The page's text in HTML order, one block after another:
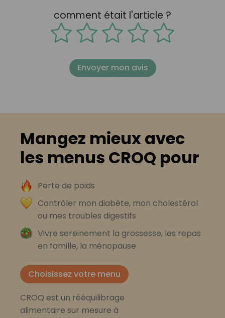
comment était l'article ?
Envoyer mon avis
Mangez mieux avec
les menus CROQ pour
Perte de poids
Contrôler mon diabète, mon cholestérol
ou mes troubles digestifs
Vivre sereinement la grossesse, les repas
en famille, la ménopause
Choisissez votre menu
CROQ est un rééquilibrage
alimentaire sur mesure à